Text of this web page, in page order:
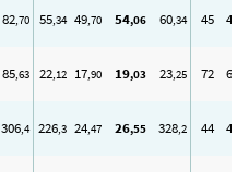
82,70 55,34 49,70 54,06 60,34 45
85,63 22,12 17,90 19,03 23,25 72
306,4 226,3 24,47 26,55 328,2 44